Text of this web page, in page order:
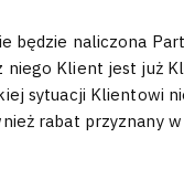
będzie naliczona
niego Klient jest już
sytuacji Klientowi
rabat przyznany